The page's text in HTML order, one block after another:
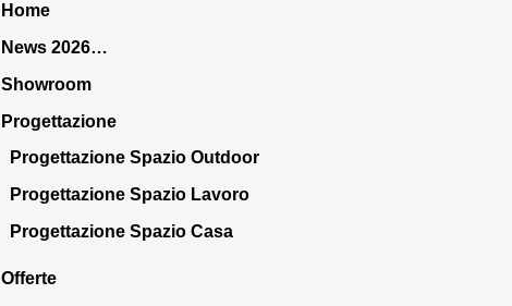
Home
News 2026…
Showroom
Progettazione
Progettazione Spazio Outdoor
Progettazione Spazio Lavoro
Progettazione Spazio Casa
Offerte